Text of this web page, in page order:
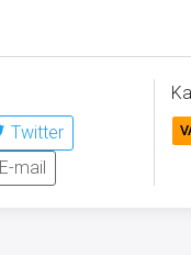
Twitter
E-mail